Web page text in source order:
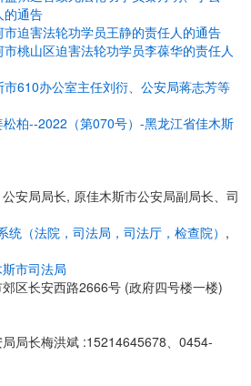
的通告
迫害法轮功学员王静的责任人的通告
桃山区迫害法轮功学员李葆华的责任人
610办公室主任刘衍、公安局蒋志芳等
柏--2022（第070号）-黑龙江省佳木斯
安局局长, 原佳木斯市公安局副局长、司
统（法院，司法局，司法厅，检查院） ,
市司法局
区长安西路2666号 (政府四号楼一楼)
局长梅洪斌 :15214645678、0454-